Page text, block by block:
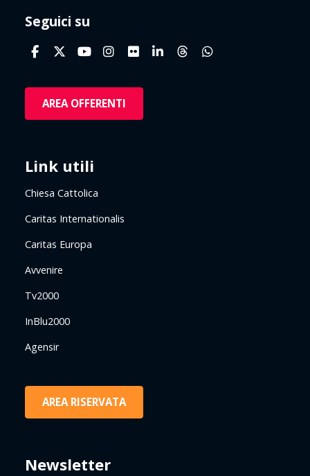
Seguici su
AREA OFFERENTI
Link utili
Chiesa Cattolica
Caritas Internationalis
Caritas Europa
Avvenire
Tv2000
InBlu2000
Agensir
AREA RISERVATA
Newsletter